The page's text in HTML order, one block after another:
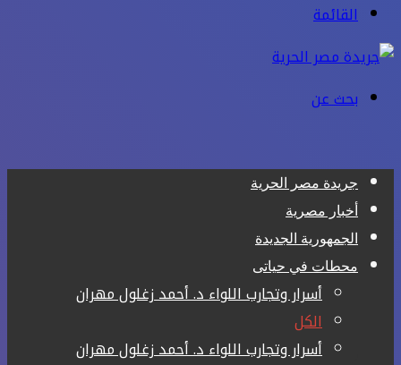
القائمة
بحث عن
جريدة مصر الحرية
أخبار مصرية
الجمهورية الجديدة
محطات في حياتى
أسرار وتجارب اللواء د. أحمد زغلول مهران
الكل
أسرار وتجارب اللواء د. أحمد زغلول مهران